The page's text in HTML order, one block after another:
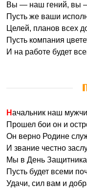
Вы — наш гений, вы
Пусть же ваши
Целей, планов всех
Пусть компания
И на работе будет
Начальник наш
Прошел бои он и
Он верно Родине
И звание честно
Мы в День
Пусть будет всеми
Удачи, сил вам и